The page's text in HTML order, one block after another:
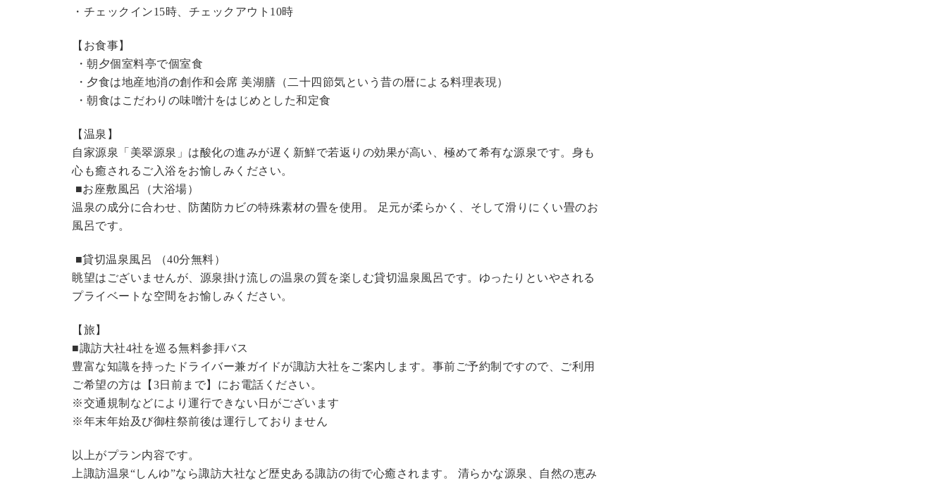
・チェックイン15時、チェックアウト10時
【お食事】
・朝夕個室料亭で個室食
・夕食は地産地消の創作和会席 美湖膳（二十四節気という昔の暦による料理表現）
・朝食はこだわりの味噌汁をはじめとした和定食
【温泉】
自家源泉「美翠源泉」は酸化の進みが遅く新鮮で若返りの効果が高い、極めて希有な源泉です。身も
心も癒されるご入浴をお愉しみください。
■お座敷風呂（大浴場）
温泉の成分に合わせ、防菌防カビの特殊素材の畳を使用。 足元が柔らかく、そして滑りにくい畳のお
風呂です。
■貸切温泉風呂 （40分無料）
眺望はございませんが、源泉掛け流しの温泉の質を楽しむ貸切温泉風呂です。ゆったりといやされる
プライベートな空間をお愉しみください。
【旅】
■諏訪大社4社を巡る無料参拝バス
豊富な知識を持ったドライバー兼ガイドが諏訪大社をご案内します。 事前ご予約制ですので、ご利用
ご希望の方は【3日前まで】にお電話ください。
※交通規制などにより運行できない日がございます
※年末年始及び御柱祭前後は運行しておりません
以上がプラン内容です。
上諏訪温泉“しんゆ”なら諏訪大社など歴史ある諏訪の街で心癒されます。 清らかな源泉、自然の恵み